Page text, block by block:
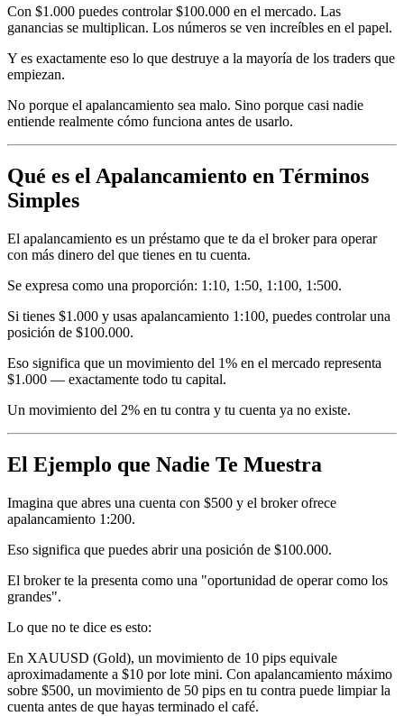
Con $1.000 puedes controlar $100.000 en el mercado. Las
ganancias se multiplican. Los números se ven increíbles en el papel.
Y es exactamente eso lo que destruye a la mayoría de los traders que
empiezan.
No porque el apalancamiento sea malo. Sino porque casi nadie
entiende realmente cómo funciona antes de usarlo.
Qué es el Apalancamiento en Términos
Simples
El apalancamiento es un préstamo que te da el broker para operar
con más dinero del que tienes en tu cuenta.
Se expresa como una proporción: 1:10, 1:50, 1:100, 1:500.
Si tienes $1.000 y usas apalancamiento 1:100, puedes controlar una
posición de $100.000.
Eso significa que un movimiento del 1% en el mercado representa
$1.000 — exactamente todo tu capital.
Un movimiento del 2% en tu contra y tu cuenta ya no existe.
El Ejemplo que Nadie Te Muestra
Imagina que abres una cuenta con $500 y el broker ofrece
apalancamiento 1:200.
Eso significa que puedes abrir una posición de $100.000.
El broker te la presenta como una "oportunidad de operar como los
grandes".
Lo que no te dice es esto:
En XAUUSD (Gold), un movimiento de 10 pips equivale
aproximadamente a $10 por lote mini. Con apalancamiento máximo
sobre $500, un movimiento de 50 pips en tu contra puede limpiar la
cuenta antes de que hayas terminado el café.